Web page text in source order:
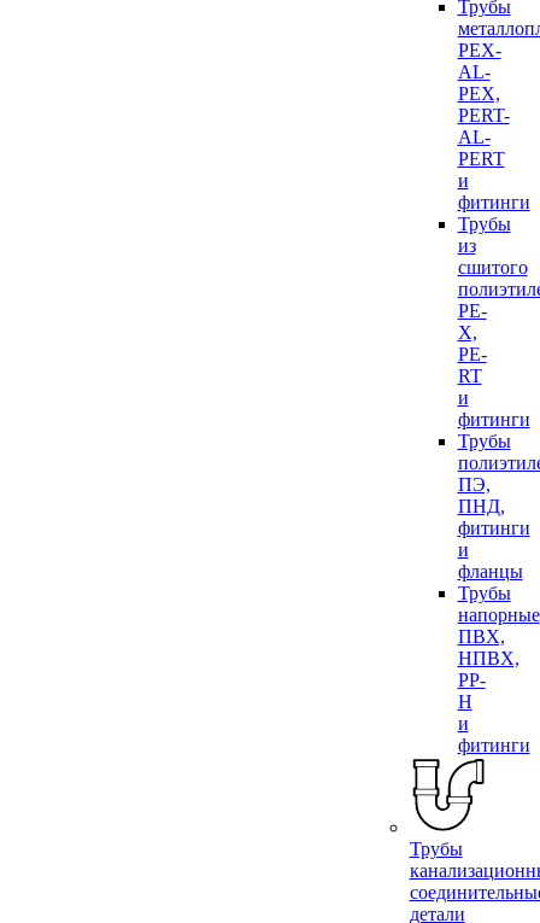
Трубы
PEX-
AL-
PEX,
PERT-
AL-
PERT
и
фитинги
Трубы
из
сшитого
PE-
X,
PE-
RT
и
фитинги
Трубы
ПЭ,
ПНД,
фитинги
и
фланцы
Трубы
напорные
ПВХ,
НПВХ,
PP-
H
и
фитинги
Трубы
детали